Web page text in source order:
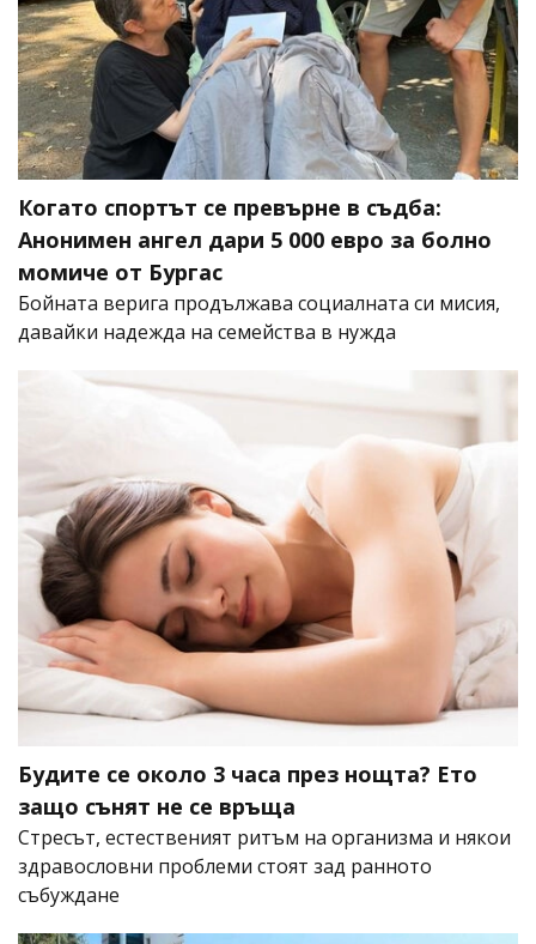
Когато спортът се превърне в съдба:
Анонимен ангел дари 5 000 евро за болно
момиче от Бургас
Бойната верига продължава социалната си мисия,
давайки надежда на семейства в нужда
Будите се около 3 часа през нощта? Ето
защо сънят не се връща
Стресът, естественият ритъм на организма и някои
здравословни проблеми стоят зад ранното
събуждане